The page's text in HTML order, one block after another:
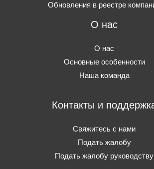
Обновления в реестре
О нас
О нас
Основные особенности
Наша команда
Контакты и
Свяжитесь с нами
Подать жалобу
Подать жалобу руководству